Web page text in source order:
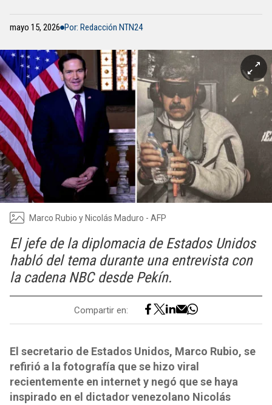
mayo 15, 2026 Por: Redacción NTN24
Marco Rubio y Nicolás Maduro - AFP
El jefe de la diplomacia de Estados Unidos
habló del tema durante una entrevista con
la cadena NBC desde Pekín.
Compartir en:
El secretario de Estados Unidos, Marco Rubio, se
refirió a la fotografía que se hizo viral
recientemente en internet y negó que se haya
inspirado en el dictador venezolano Nicolás